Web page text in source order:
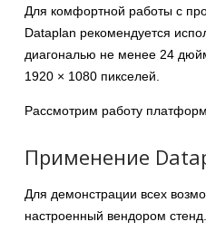
Для комфортной работы с
Dataplan рекомендуется
диагональю не менее 24
1920 × 1080 пикселей.
Рассмотрим работу
Применение
Для демонстрации всех
настроенный вендором стенд.